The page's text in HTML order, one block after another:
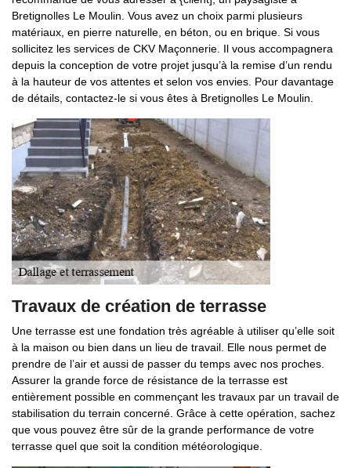
Bretignolles Le Moulin. Vous avez un choix parmi plusieurs
matériaux, en pierre naturelle, en béton, ou en brique. Si vous
sollicitez les services de CKV Maçonnerie. Il vous accompagnera
depuis la conception de votre projet jusqu’à la remise d’un rendu
à la hauteur de vos attentes et selon vos envies. Pour davantage
de détails, contactez-le si vous êtes à Bretignolles Le Moulin.
Travaux de création de terrasse
Une terrasse est une fondation très agréable à utiliser qu’elle soit
à la maison ou bien dans un lieu de travail. Elle nous permet de
prendre de l’air et aussi de passer du temps avec nos proches.
Assurer la grande force de résistance de la terrasse est
entièrement possible en commençant les travaux par un travail de
stabilisation du terrain concerné. Grâce à cette opération, sachez
que vous pouvez être sûr de la grande performance de votre
terrasse quel que soit la condition météorologique.